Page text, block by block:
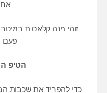
זוהי מנה קלאסית
פעם
הטיפ
כדי להפריד את שכבות